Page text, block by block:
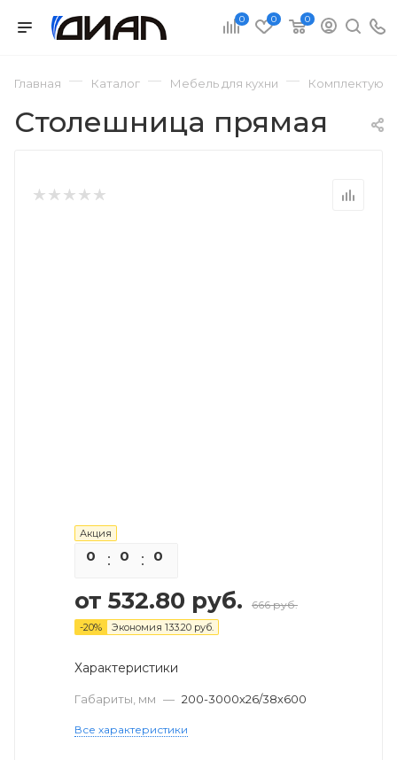
0 0 0
Главная — Каталог — Мебель для кухни —
Столешница прямая
Акция
0 0 0
от 532.80 руб. 666 руб.
-20% Экономия 133.20 руб.
Характеристики
Габариты, мм — 200-3000х26/38х600
Все характеристики